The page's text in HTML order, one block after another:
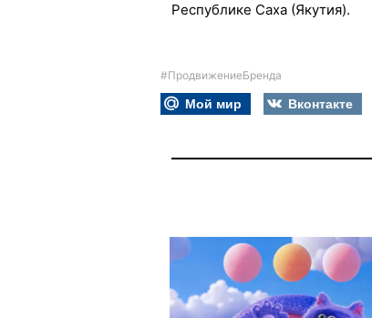
Республике Саха (Якутия).
#ПродвижениеБренда
Мой мир Вконтакте